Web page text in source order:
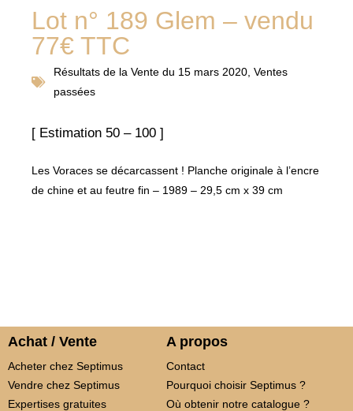
Lot n° 189 Glem – vendu
77€ TTC
Résultats de la Vente du 15 mars 2020 Ventes
passées
[ Estimation 50 – 100 ]
Les Voraces se décarcassent ! Planche originale à l’encre
de chine et au feutre fin – 1989 – 29,5 cm x 39 cm
Achat / Vente
Acheter chez Septimus
Vendre chez Septimus
Expertises gratuites
A propos
Contact
Pourquoi choisir Septimus ?
Où obtenir notre catalogue ?